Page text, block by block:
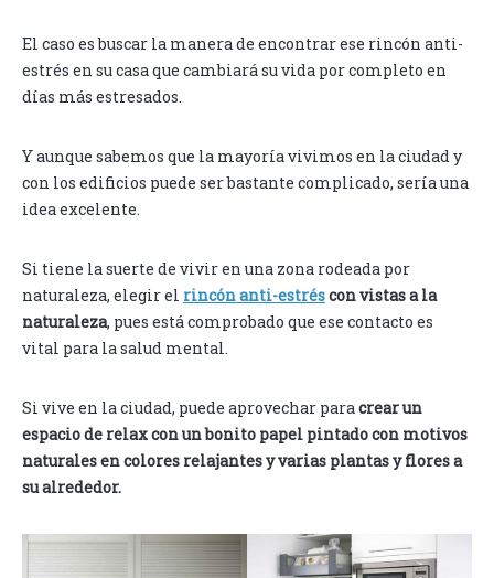
El caso es buscar la manera de encontrar ese rincón anti-
estrés en su casa que cambiará su vida por completo en
días más estresados.
Y aunque sabemos que la mayoría vivimos en la ciudad y
con los edificios puede ser bastante complicado, sería una
idea excelente.
Si tiene la suerte de vivir en una zona rodeada por
naturaleza, elegir el rincón anti-estréscon vistas a la
naturaleza, pues está comprobado que ese contacto es
vital para la salud mental.
Si vive en la ciudad, puede aprovechar para crear un
espacio de relax con un bonito papel pintado con motivos
naturales en colores relajantes y varias plantas y flores a
su alrededor.